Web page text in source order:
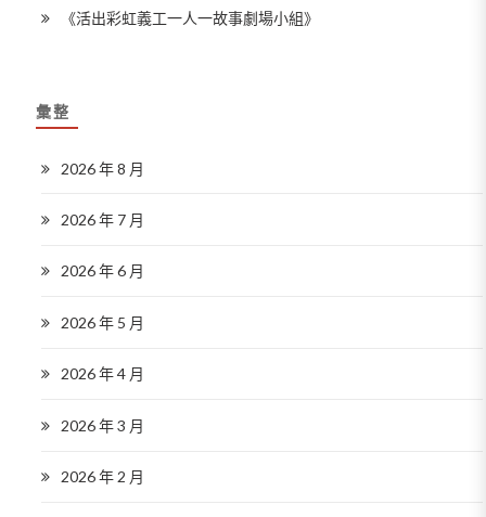
《活出彩虹義工一人一故事劇場小組》
彙整
2026 年 8 月
2026 年 7 月
2026 年 6 月
2026 年 5 月
2026 年 4 月
2026 年 3 月
2026 年 2 月